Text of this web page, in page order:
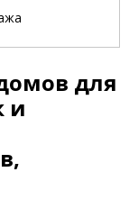
для
и